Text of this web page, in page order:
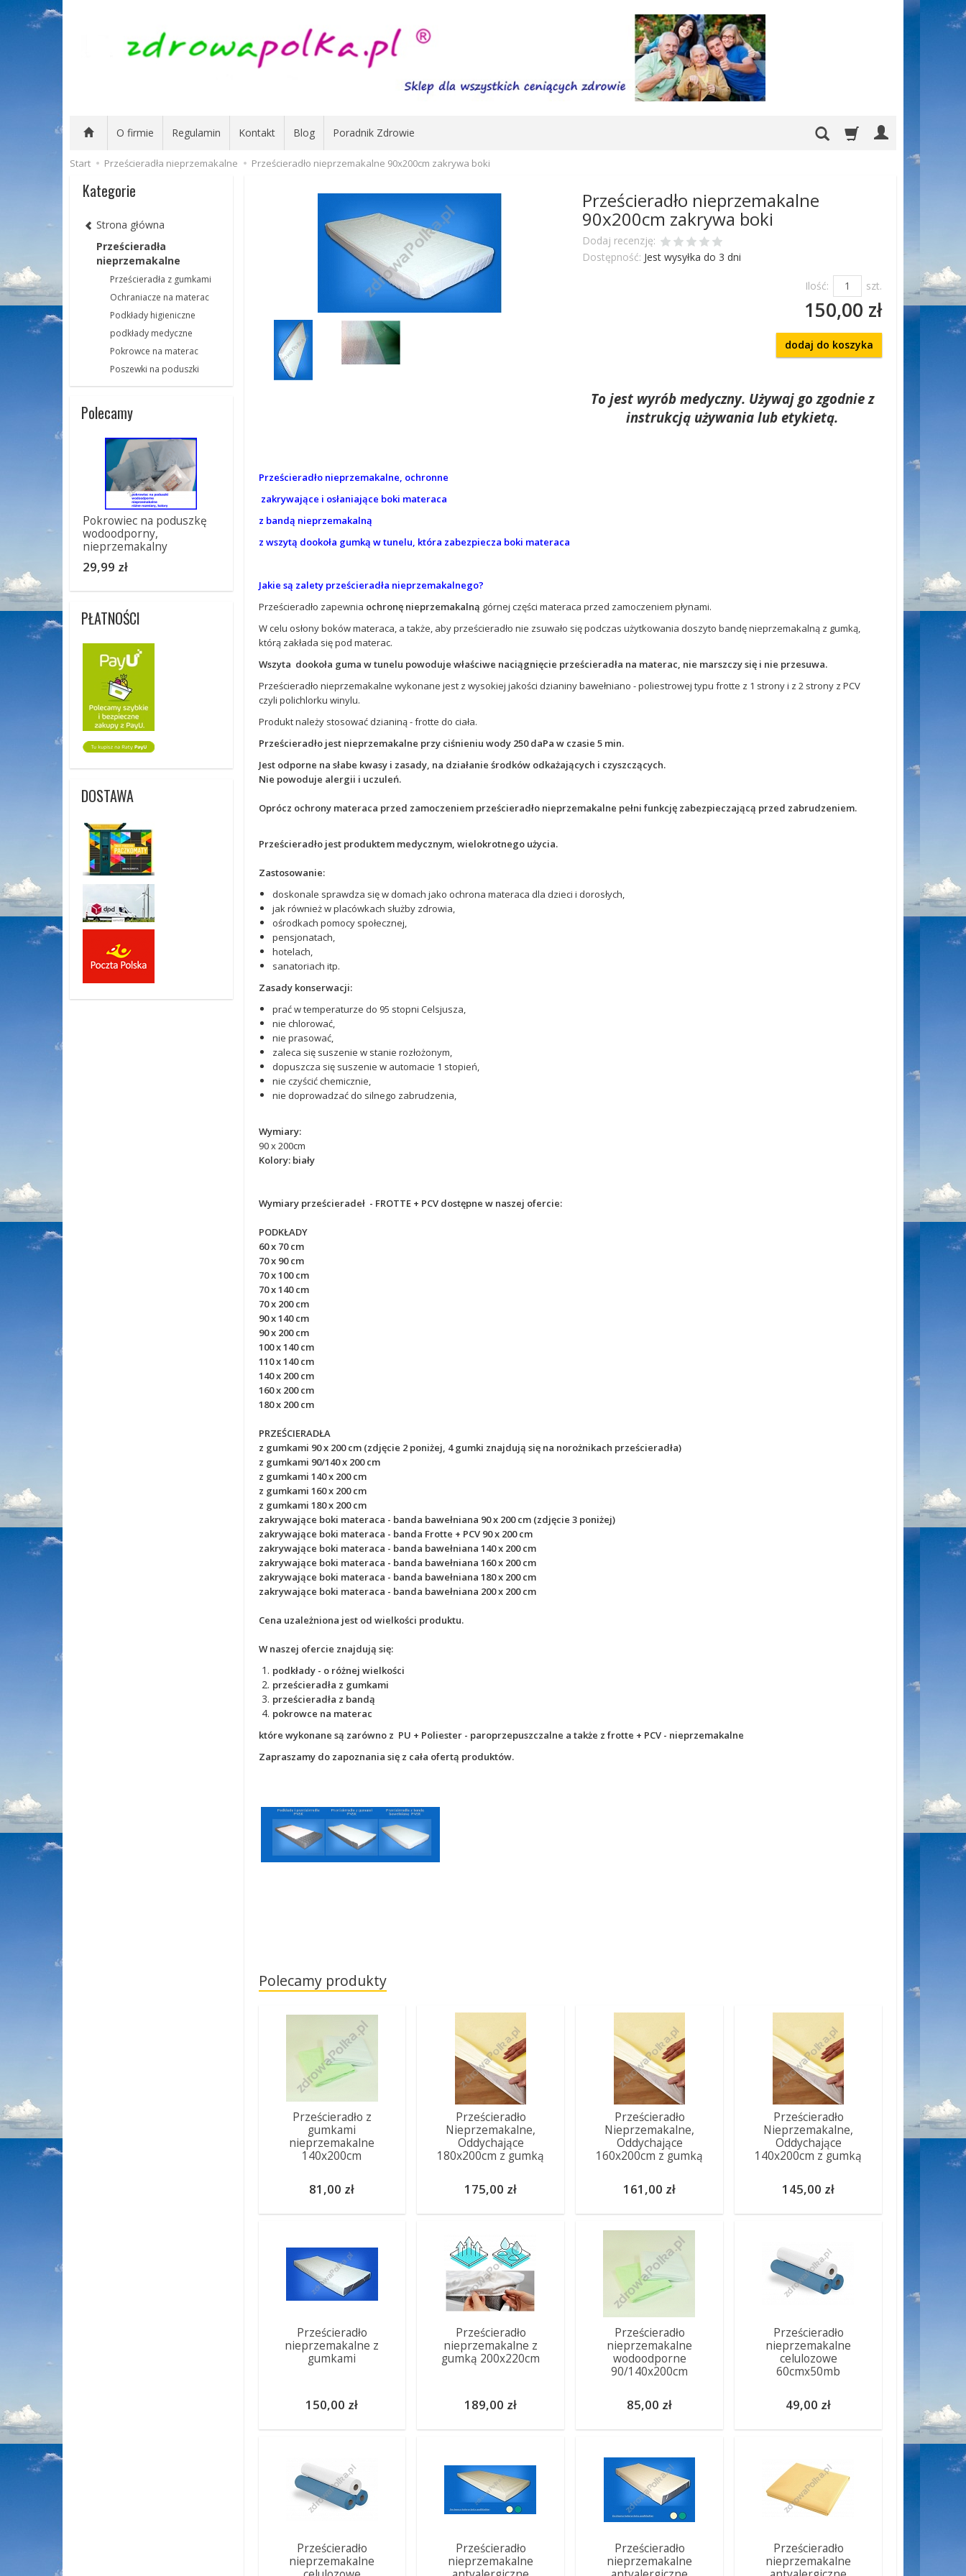
O firmie Regulamin Kontakt Blog Poradnik Zdrowie
Start Prześcieradła nieprzemakalne Prześcieradło nieprzemakalne 90x200cm zakrywa boki
Prześcieradło nieprzemakalne
90x200cm zakrywa boki
Dodaj recenzję:
Dostępność: Jest wysyłka do 3 dni
Ilość: szt.
150,00 zł
dodaj do koszyka
To jest wyrób medyczny. Używaj go zgodnie z
instrukcją używania lub etykietą.
Prześcieradło nieprzemakalne, ochronne
zakrywające i osłaniające boki materaca
z bandą nieprzemakalną
z wszytą dookoła gumką w tunelu, która zabezpiecza boki materaca
Jakie są zalety prześcieradła nieprzemakalnego?
Prześcieradło zapewnia ochronę nieprzemakalną górnej części materaca przed zamoczeniem płynami.
W celu osłony boków materaca, a także, aby prześcieradło nie zsuwało się podczas użytkowania doszyto bandę nieprzemakalną z gumką,
którą zakłada się pod materac.
Wszyta dookoła guma w tunelu powoduje właściwe naciągnięcie prześcieradła na materac, nie marszczy się i nie przesuwa.
Prześcieradło nieprzemakalne wykonane jest z wysokiej jakości dzianiny bawełniano - poliestrowej typu frotte z 1 strony i z 2 strony z PCV
czyli polichlorku winylu.
Produkt należy stosować dzianiną - frotte do ciała.
Prześcieradło jest nieprzemakalne przy ciśnieniu wody 250 daPa w czasie 5 min.
Jest odporne na słabe kwasy i zasady, na działanie środków odkażających i czyszczących.
Nie powoduje alergii i uczuleń.
Oprócz ochrony materaca przed zamoczeniem prześcieradło nieprzemakalne pełni funkcję zabezpieczającą przed zabrudzeniem.
Prześcieradło jest produktem medycznym, wielokrotnego użycia.
Zastosowanie:
doskonale sprawdza się w domach jako ochrona materaca dla dzieci i dorosłych,
jak również w placówkach służby zdrowia,
ośrodkach pomocy społecznej,
pensjonatach,
hotelach,
sanatoriach itp.
Zasady konserwacji:
prać w temperaturze do 95 stopni Celsjusza,
nie chlorować,
nie prasować,
zaleca się suszenie w stanie rozłożonym,
dopuszcza się suszenie w automacie 1 stopień,
nie czyścić chemicznie,
nie doprowadzać do silnego zabrudzenia,
Wymiary:
90 x 200cm
Kolory: biały
Wymiary prześcieradeł - FROTTE + PCV dostępne w naszej ofercie:
PODKŁADY
60 x 70 cm
70 x 90 cm
70 x 100 cm
70 x 140 cm
70 x 200 cm
90 x 140 cm
90 x 200 cm
100 x 140 cm
110 x 140 cm
140 x 200 cm
160 x 200 cm
180 x 200 cm
PRZEŚCIERADŁA
z gumkami 90 x 200 cm (zdjęcie 2 poniżej, 4 gumki znajdują się na norożnikach prześcieradła)
z gumkami 90/140 x 200 cm
z gumkami 140 x 200 cm
z gumkami 160 x 200 cm
z gumkami 180 x 200 cm
zakrywające boki materaca - banda bawełniana 90 x 200 cm (zdjęcie 3 poniżej)
zakrywające boki materaca - banda Frotte + PCV 90 x 200 cm
zakrywające boki materaca - banda bawełniana 140 x 200 cm
zakrywające boki materaca - banda bawełniana 160 x 200 cm
zakrywające boki materaca - banda bawełniana 180 x 200 cm
zakrywające boki materaca - banda bawełniana 200 x 200 cm
Cena uzależniona jest od wielkości produktu.
W naszej ofercie znajdują się:
podkłady - o różnej wielkości
prześcieradła z gumkami
prześcieradła z bandą
pokrowce na materac
które wykonane są zarówno z PU + Poliester - paroprzepuszczalne a także z frotte + PCV - nieprzemakalne
Zapraszamy do zapoznania się z cała ofertą produktów.
Polecamy produkty
Prześcieradło z
gumkami
nieprzemakalne
140x200cm
81,00 zł
Prześcieradło
Nieprzemakalne,
Oddychające
180x200cm z gumką
175,00 zł
Prześcieradło
Nieprzemakalne,
Oddychające
160x200cm z gumką
161,00 zł
Prześcieradło
Nieprzemakalne,
Oddychające
140x200cm z gumką
145,00 zł
Prześcieradło
nieprzemakalne z
gumkami
150,00 zł
Prześcieradło
nieprzemakalne z
gumką 200x220cm
189,00 zł
Prześcieradło
nieprzemakalne
wodoodporne
90/140x200cm
85,00 zł
Prześcieradło
nieprzemakalne
celulozowe
60cmx50mb
49,00 zł
Prześcieradło
nieprzemakalne
Prześcieradło
nieprzemakalne
Prześcieradło
nieprzemakalne
Prześcieradło
nieprzemakalne
Kategorie
Strona główna
Prześcieradła
nieprzemakalne
Prześcieradła z gumkami
Ochraniacze na materac
Podkłady higieniczne
podkłady medyczne
Pokrowce na materac
Poszewki na poduszki
Polecamy
Pokrowiec na poduszkę
wodoodporny,
nieprzemakalny
29,99 zł
PŁATNOŚCI
DOSTAWA